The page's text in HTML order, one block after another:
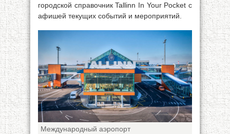
городской справочник Tallinn In Your Pocket с
афишей текущих событий и мероприятий.
Международный аэропорт